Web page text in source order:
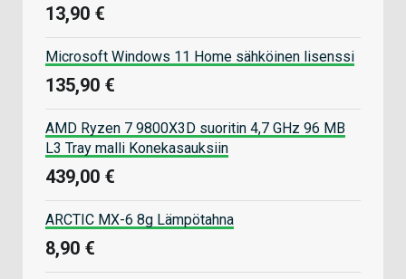
13,90 €
Microsoft Windows 11 Home sähköinen lisenssi
135,90 €
AMD Ryzen 7 9800X3D suoritin 4,7 GHz 96 MB
L3 Tray malli Konekasauksiin
439,00 €
ARCTIC MX-6 8g Lämpötahna
8,90 €